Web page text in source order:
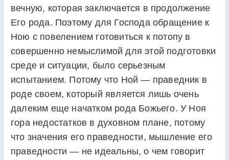
вечную, которая заключается в продолжение
Его рода. Поэтому для Господа обращение к
Ною с повелением готовиться к потопу в
совершенно немыслимой для этой подготовки
среде и ситуации, было серьезным
испытанием. Потому что Ной — праведник в
роде своем, который является лишь очень
далеким еще начатком рода Божьего. У Ноя
гора недостатков в духовном плане, потому
что значения его праведности, мышление его
праведности — не идеальны, о чем говорит